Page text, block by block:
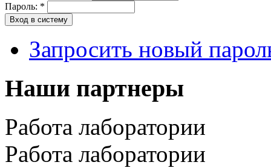
Пароль: *
Запросить новый
Наши партнеры
Работа лаборатории
Работа лаборатории